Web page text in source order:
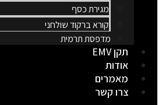
מגירת כסף
קורא ברקוד שולחני
מדפסת תרמית
תקן EMV
אודות
מאמרים
צרו קשר